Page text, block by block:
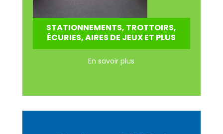
STATIONNEMENTS, TROTTOIRS,
ÉCURIES, AIRES DE JEUX ET PLUS
En savoir plus